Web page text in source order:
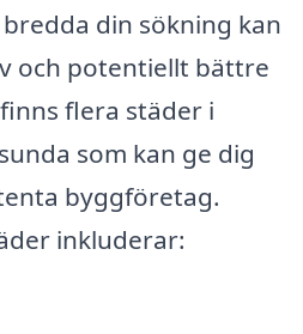
din sökning kan
och potentiellt bättre
flera städer i
som kan ge dig
byggföretag.
inkluderar: